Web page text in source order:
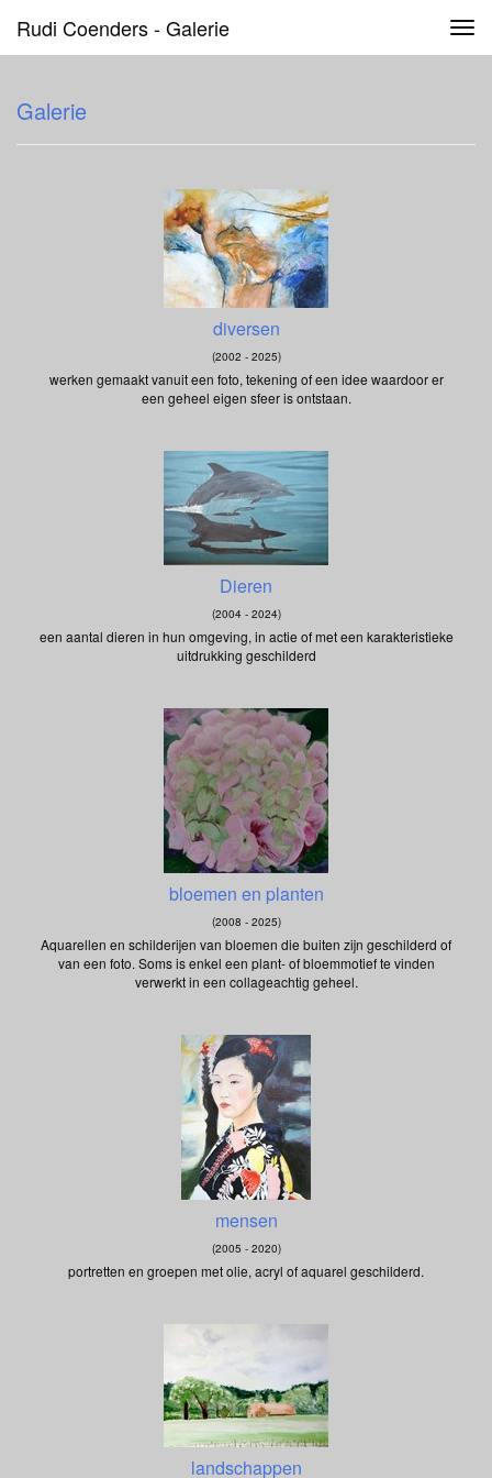
Rudi Coenders - Galerie
Galerie
diversen
(2002 - 2025)
werken gemaakt vanuit een foto, tekening of een idee waardoor er
een geheel eigen sfeer is ontstaan.
Dieren
(2004 - 2024)
een aantal dieren in hun omgeving, in actie of met een karakteristieke
uitdrukking geschilderd
bloemen en planten
(2008 - 2025)
Aquarellen en schilderijen van bloemen die buiten zijn geschilderd of
van een foto. Soms is enkel een plant- of bloemmotief te vinden
verwerkt in een collageachtig geheel.
mensen
(2005 - 2020)
portretten en groepen met olie, acryl of aquarel geschilderd.
landschappen